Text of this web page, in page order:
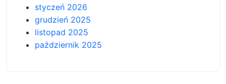
styczeń 2026
grudzień 2025
listopad 2025
październik 2025